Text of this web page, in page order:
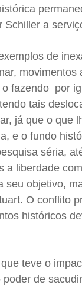
a
de
fazendo por
tais
já que o que
e o fundo
séria,
a liberdade
seu objetivo,
O conflito
históricos
teve o
de